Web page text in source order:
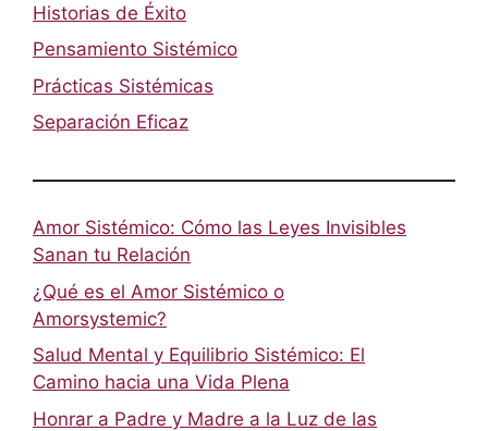
Historias de Éxito
Pensamiento Sistémico
Prácticas Sistémicas
Separación Eficaz
Amor Sistémico: Cómo las Leyes Invisibles
Sanan tu Relación
¿Qué es el Amor Sistémico o
Amorsystemic?
Salud Mental y Equilibrio Sistémico: El
Camino hacia una Vida Plena
Honrar a Padre y Madre a la Luz de las